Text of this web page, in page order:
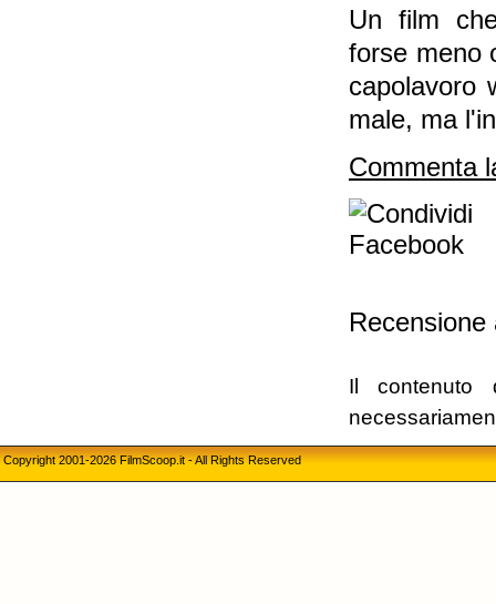
Un film
forse meno
capolavoro
male, ma
Commenta
Il contenuto
Copyright 2001-2026 FilmScoop.it - All Rights Reserved